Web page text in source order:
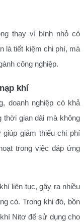
thay vì bình nhỏ có
là tiết kiệm chi phí, mà
công nghiệp.
khí
doanh nghiệp có khả
gian dài mà không
giảm thiểu chi phí
trong việc đáp ứng
liên tục, gây ra nhiều
có. Trong khi đó, bồn
Nitơ để sử dụng cho